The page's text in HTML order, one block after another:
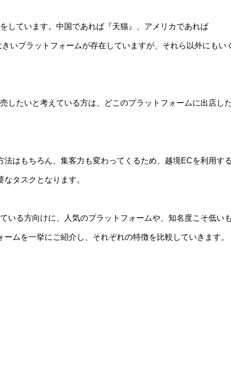
しています。中国であれば『天猫』、アメリカであれば
いプラットフォームが存在していますが、それら以外にもい
したいと考えている方は、どこのプラットフォームに出店し
はもちろん、集客力も変わってくるため、越境ECを利用す
タスクとなります。
いる方向けに、人気のプラットフォームや、知名度こそ低い
ムを一挙にご紹介し、それぞれの特徴を比較していきます。